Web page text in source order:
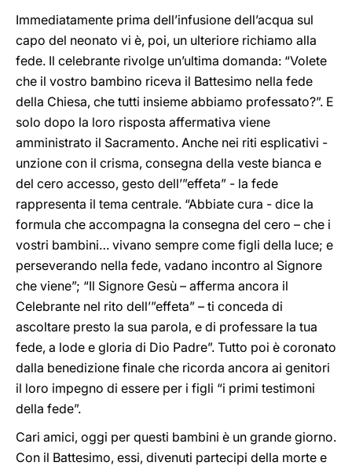
Immediatamente prima dell’infusione dell’acqua sul
capo del neonato vi è, poi, un ulteriore richiamo alla
fede. Il celebrante rivolge un’ultima domanda: “Volete
che il vostro bambino riceva il Battesimo nella fede
della Chiesa, che tutti insieme abbiamo professato?”. E
solo dopo la loro risposta affermativa viene
amministrato il Sacramento. Anche nei riti esplicativi -
unzione con il crisma, consegna della veste bianca e
del cero accesso, gesto dell’”effeta” - la fede
rappresenta il tema centrale. “Abbiate cura - dice la
formula che accompagna la consegna del cero – che i
vostri bambini… vivano sempre come figli della luce; e
perseverando nella fede, vadano incontro al Signore
che viene”; “Il Signore Gesù – afferma ancora il
Celebrante nel rito dell’”effeta” – ti conceda di
ascoltare presto la sua parola, e di professare la tua
fede, a lode e gloria di Dio Padre”. Tutto poi è coronato
dalla benedizione finale che ricorda ancora ai genitori
il loro impegno di essere per i figli “i primi testimoni
della fede”.
Cari amici, oggi per questi bambini è un grande giorno.
Con il Battesimo, essi, divenuti partecipi della morte e